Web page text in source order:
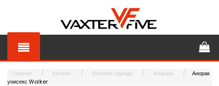
Главная Каталог Верхняя одежда Анораки
Анорак
унисекс Walker